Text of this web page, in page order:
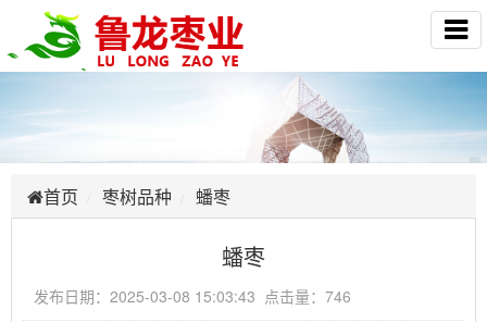
首页 枣树品种 蟠枣
蟠枣
发布日期：2025-03-08 15:03:43 点击量：746